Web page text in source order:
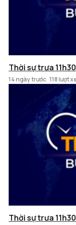
Thời sự trưa
14 ngày trước 118 lượt
Thời sự trưa